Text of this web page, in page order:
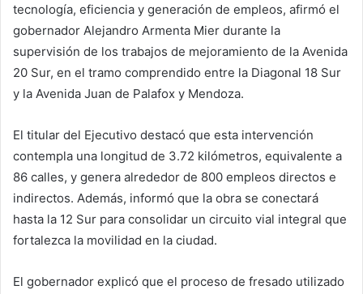
tecnología, eficiencia y generación de empleos, afirmó el
gobernador Alejandro Armenta Mier durante la
supervisión de los trabajos de mejoramiento de la Avenida
20 Sur, en el tramo comprendido entre la Diagonal 18 Sur
y la Avenida Juan de Palafox y Mendoza.
El titular del Ejecutivo destacó que esta intervención
contempla una longitud de 3.72 kilómetros, equivalente a
86 calles, y genera alrededor de 800 empleos directos e
indirectos. Además, informó que la obra se conectará
hasta la 12 Sur para consolidar un circuito vial integral que
fortalezca la movilidad en la ciudad.
El gobernador explicó que el proceso de fresado utilizado